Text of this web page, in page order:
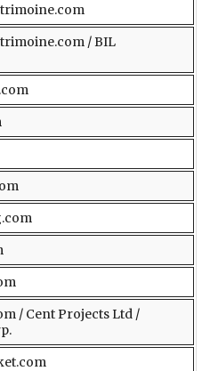
/ BIL
/ Cent Projects Ltd /